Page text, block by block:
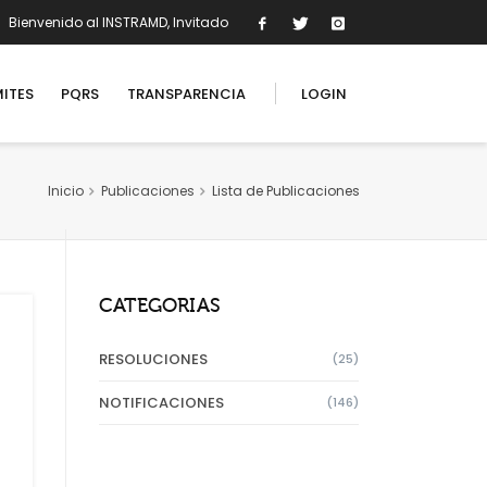
Bienvenido al INSTRAMD, Invitado
PQRS TRANSPARENCIA LOGIN
USUARIOS REGISTRADOS
Inicio Publicaciones Lista de Publicaciones
CATEGORIAS
(25)
RESOLUCIONES
(146)
NOTIFICACIONES